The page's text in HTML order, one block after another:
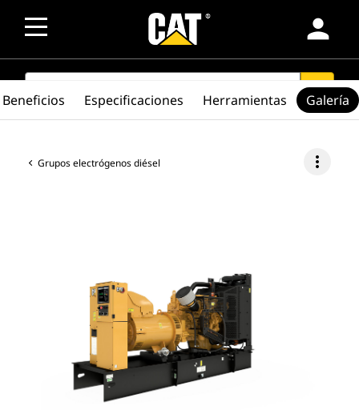
person
SEARCH search
Grupos electrógenos diésel more_vert
Beneficios Especificaciones Herramientas Galería